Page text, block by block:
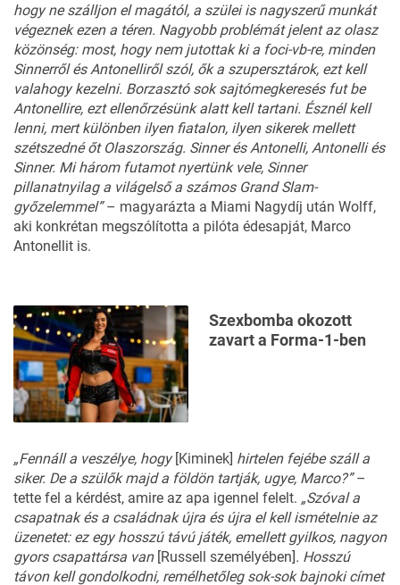
hogy ne szálljon el magától, a szülei is nagyszerű munkát
végeznek ezen a téren. Nagyobb problémát jelent az olasz
közönség: most, hogy nem jutottak ki a foci-vb-re, minden
Sinnerről és Antonelliről szól, ők a szupersztárok, ezt kell
valahogy kezelni. Borzasztó sok sajtómegkeresés fut be
Antonellire, ezt ellenőrzésünk alatt kell tartani. Észnél kell
lenni, mert különben ilyen fiatalon, ilyen sikerek mellett
szétszedné őt Olaszország. Sinner és Antonelli, Antonelli és
Sinner. Mi három futamot nyertünk vele, Sinner
pillanatnyilag a világelső a számos Grand Slam-
győzelemmel”– magyarázta a Miami Nagydíj után Wolff,
aki konkrétan megszólította a pilóta édesapját, Marco
Antonellit is.
Szexbomba okozott
zavart a Forma-1-ben
„Fennáll a veszélye, hogy[Kiminek] hirtelen fejébe száll a
siker. De a szülők majd a földön tartják, ugye, Marco?”–
tette fel a kérdést, amire az apa igennel felelt. „Szóval a
csapatnak és a családnak újra és újra el kell ismételnie az
üzenetet: ez egy hosszú távú játék, emellett gyilkos, nagyon
gyors csapattársa van [Russell személyében]. Hosszú
távon kell gondolkodni, remélhetőleg sok-sok bajnoki címet